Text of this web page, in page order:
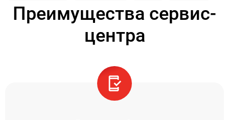
Преимущества сервис-
центра